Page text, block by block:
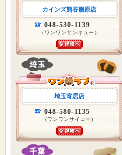
カインズ熊谷籠原店
048-530-1139
（ワンワンサンキュー）
埼玉寄居店
048-580-1135
(ワンワンサイコー)